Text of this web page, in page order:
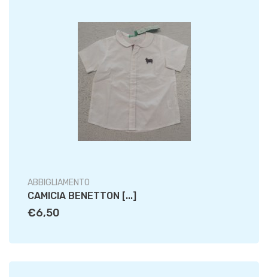
ABBIGLIAMENTO
CAMICIA BENETTON [...]
€6,50